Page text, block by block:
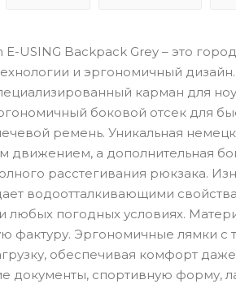
USING Backpack Grey – это
и эргономичный
карман для
боковой отсек для
ремень. Уникальная
а дополнительная
расстегивания рюкзака.
водоотталкивающими
погодных условиях.
фактуру. Эргономичные лямки
обеспечивая комфорт
документы, спортивную форму,